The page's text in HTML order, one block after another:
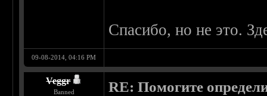
Спасибо, но не это.
09-08-2014, 04:16 PM
Veggr
Banned RE: Помогите